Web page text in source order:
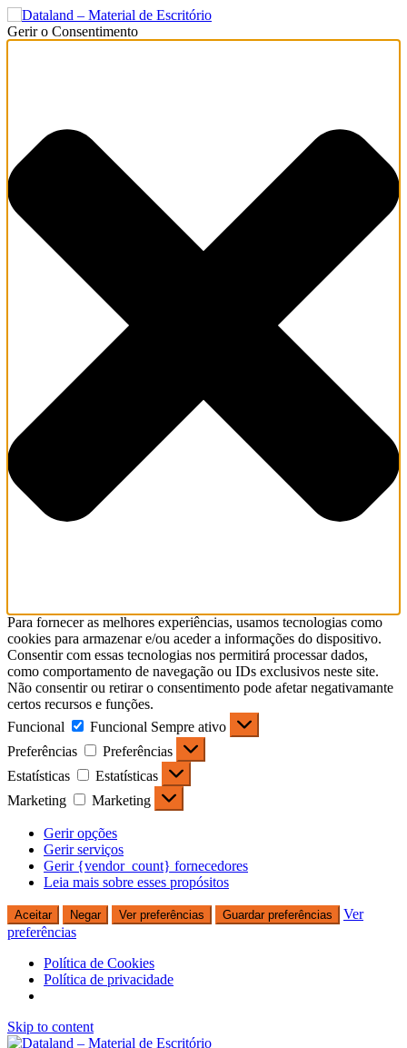
Gerir o Consentimento
Para fornecer as melhores experiências, usamos tecnologias como
cookies para armazenar e/ou aceder a informações do dispositivo.
Consentir com essas tecnologias nos permitirá processar dados,
como comportamento de navegação ou IDs exclusivos neste site.
Não consentir ou retirar o consentimento pode afetar negativamante
certos recursos e funções.
Funcional
Funcional Sempre ativo
Preferências
Preferências
Estatísticas
Estatísticas
Marketing
Marketing
Gerir opções
Gerir serviços
Gerir {vendor_count} fornecedores
Leia mais sobre esses propósitos
Aceitar Negar Ver preferências Guardar preferências
Ver
preferências
Política de Cookies
Política de privacidade
Skip to content